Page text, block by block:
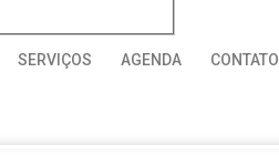
SERVIÇOS AGENDA CONTATO